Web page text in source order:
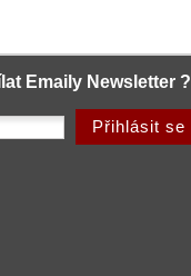
Emaily Newsletter ?